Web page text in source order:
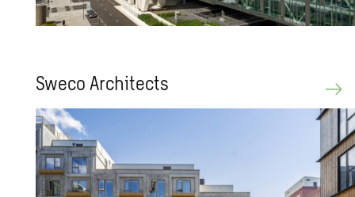
Sweco Ar­chi­tects